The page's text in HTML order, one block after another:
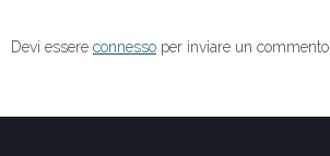
Devi essere connesso per inviare un commento.